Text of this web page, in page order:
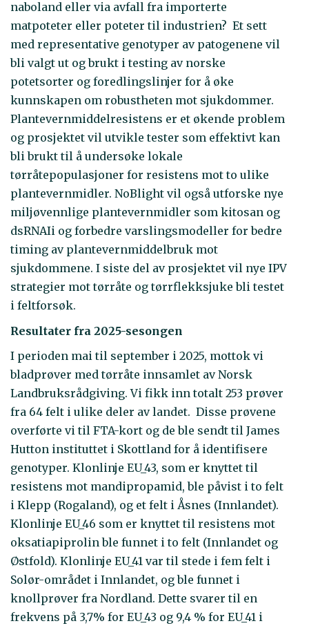
naboland eller via avfall fra importerte
matpoteter eller poteter til industrien? Et sett
med representative genotyper av patogenene vil
bli valgt ut og brukt i testing av norske
potetsorter og foredlingslinjer for å øke
kunnskapen om robustheten mot sjukdommer.
Plantevernmiddelresistens er et økende problem
og prosjektet vil utvikle tester som effektivt kan
bli brukt til å undersøke lokale
tørråtepopulasjoner for resistens mot to ulike
plantevernmidler. NoBlight vil også utforske nye
miljøvennlige plantevernmidler som kitosan og
dsRNAIi og forbedre varslingsmodeller for bedre
timing av plantevernmiddelbruk mot
sjukdommene. I siste del av prosjektet vil nye IPV
strategier mot tørråte og tørrflekksjuke bli testet
i feltforsøk.
Resultater fra 2025-sesongen
I perioden mai til september i 2025, mottok vi
bladprøver med tørråte innsamlet av Norsk
Landbruksrådgiving. Vi fikk inn totalt 253 prøver
fra 64 felt i ulike deler av landet. Disse prøvene
overførte vi til FTA-kort og de ble sendt til James
Hutton instituttet i Skottland for å identifisere
genotyper. Klonlinje EU_43, som er knyttet til
resistens mot mandipropamid, ble påvist i to felt
i Klepp (Rogaland), og et felt i Åsnes (Innlandet).
Klonlinje EU_46 som er knyttet til resistens mot
oksatiapiprolin ble funnet i to felt (Innlandet og
Østfold). Klonlinje EU_41 var til stede i fem felt i
Solør-området i Innlandet, og ble funnet i
knollprøver fra Nordland. Dette svarer til en
frekvens på 3,7% for EU_43 og 9,4 % for EU_41 i